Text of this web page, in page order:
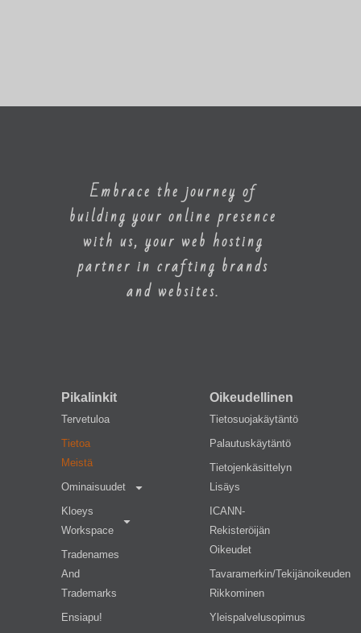
Embrace the journey of
building your online presence
with us, your web hosting
partner in crafting brands
and websites.
Pikalinkit
Tervetuloa
Tietoa
Meistä
Ominaisuudet
Kloeys
Workspace
Tradenames
And
Trademarks
Ensiapu!
Oikeudellinen
Tietosuojakäytäntö
Palautuskäytäntö
Tietojenkäsittelyn
Lisäys
ICANN-
Rekisteröijän
Oikeudet
Tavaramerkin/tekijänoikeuden
Rikkominen
Yleispalvelusopimus